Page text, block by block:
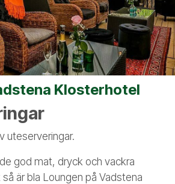
Klosterhotel
uteserveringar.
god mat, dryck och vackra
är bla Loungen på Vadstena